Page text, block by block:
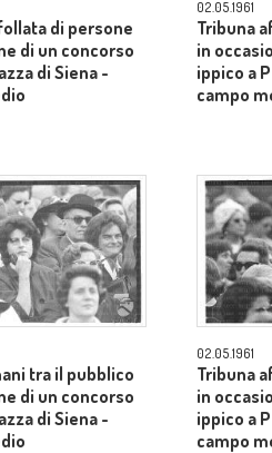
di persone
di un concorso
di Siena -
02.05.1961
Tribuna
in
ippico a
campo
tra il pubblico
di un concorso
di Siena -
02.05.1961
Tribuna
in
ippico a
campo